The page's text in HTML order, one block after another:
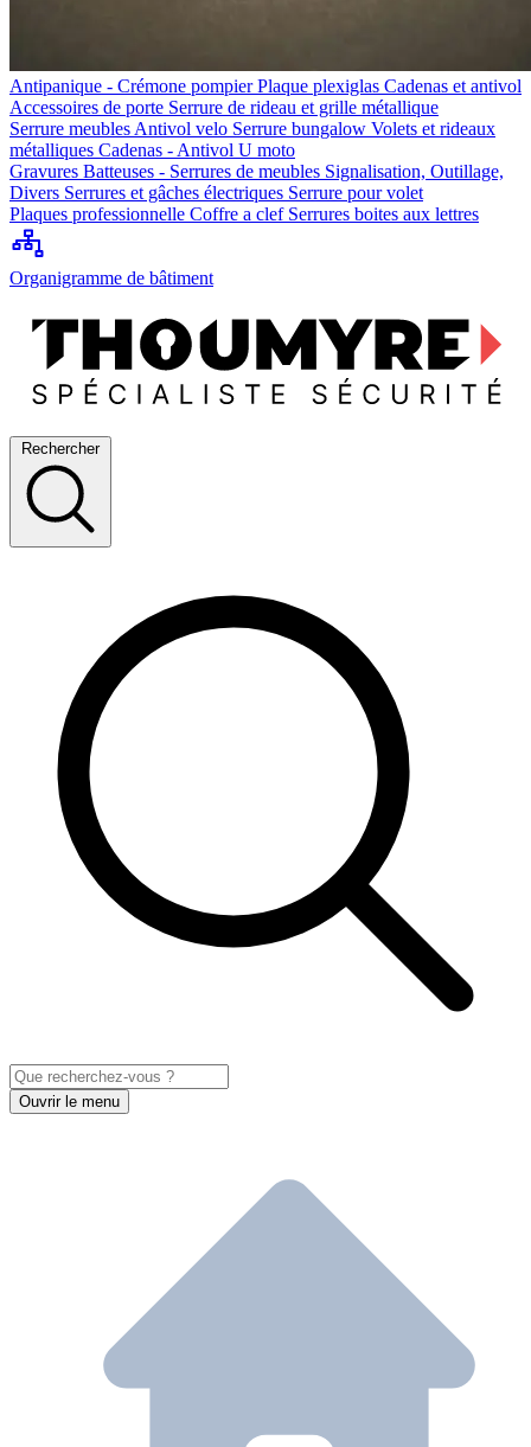
Antipanique - Crémone pompierPlaque plexiglas Cadenas et antivol
Accessoires de porte Serrure de rideau et grille métallique
Serrure meubles Antivol velo Serrure bungalow Volets et rideaux
métalliques Cadenas - Antivol U moto
Gravures Batteuses - Serrures de meubles Signalisation, Outillage,
Divers Serrures et gâches électriques Serrure pour volet
Plaques professionnelle Coffre a clef Serrures boites aux lettres
Organigramme de bâtiment
Rechercher
Ouvrir le menu